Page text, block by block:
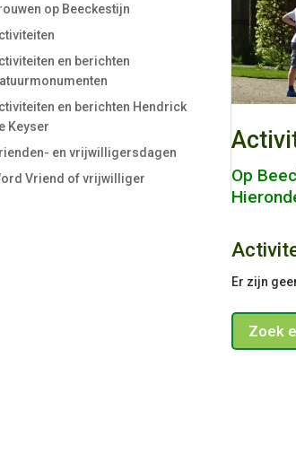
op Beeckestijn
en berichten
en berichten Hendrick
Keyser
en vrijwilligersdagen
Vriend of vrijwilliger
Op
Er zijn
Zoek